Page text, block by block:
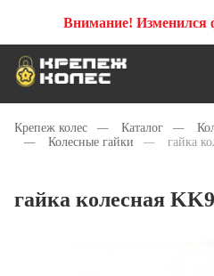
Внимание! Изменился
Крепеж колес — Каталог —
—
Колесные гайки — гайка
гайка колесная